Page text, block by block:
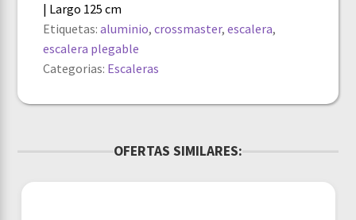
| Largo 125 cm
Etiquetas:aluminio,crossmaster,escalera,
escalera plegable
Categorias: Escaleras
OFERTAS SIMILARES: